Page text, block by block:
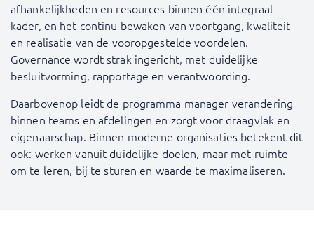
afhankelijkheden en resources binnen één integraal
kader, en het continu bewaken van voortgang, kwaliteit
en realisatie van de vooropgestelde voordelen.
Governance wordt strak ingericht, met duidelijke
besluitvorming, rapportage en verantwoording.
Daarbovenop leidt de programma manager verandering
binnen teams en afdelingen en zorgt voor draagvlak en
eigenaarschap. Binnen moderne organisaties betekent dit
ook: werken vanuit duidelijke doelen, maar met ruimte
om te leren, bij te sturen en waarde te maximaliseren.